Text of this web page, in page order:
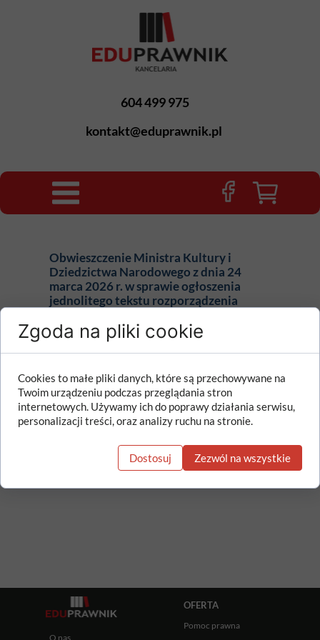
Obwieszczenie Ministra Kultury i
Dziedzictwa Narodowego z dnia 24
marca 2026 r. w sprawie ogłoszenia
jednolitego tekstu rozporządzenia
Narodowego w sprawie warunków i
trybu przyjmowania uczniów do
publicznych szkół i publicznych
placówek artystycznych oraz
przechodzenia z jednych typów szkół do
innych
Dz.U. z 2026 r. poz. 493
Data wejścia w życie:9 kwietnia 2026 r.
604 499 975
kontakt@eduprawnik.pl
O nas
OFERTA
Pomoc prawna
Zgoda na pliki cookie
Cookies to małe pliki danych, które są przechowywane na
Twoim urządzeniu podczas przeglądania stron
internetowych. Używamy ich do poprawy działania serwisu,
personalizacji treści, oraz analizy ruchu na stronie.
Dostosuj Zezwól na wszystkie